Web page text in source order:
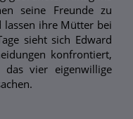
seine Freunde zu
ihre Mütter bei
sieht sich Edward
konfrontiert,
vier eigenwillige